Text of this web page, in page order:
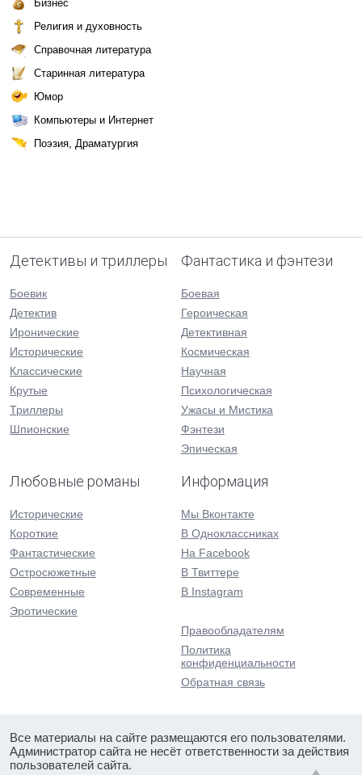
Бизнес
Религия и духовность
Справочная литература
Старинная литература
Юмор
Компьютеры и Интернет
Поэзия, Драматургия
Детективы и триллеры
Боевик
Детектив
Иронические
Исторические
Классические
Крутые
Триллеры
Шпионские
Фантастика и фэнтези
Боевая
Героическая
Детективная
Космическая
Научная
Психологическая
Ужасы и Мистика
Фэнтези
Эпическая
Любовные романы
Исторические
Короткие
Фантастические
Остросюжетные
Современные
Эротические
Информация
Мы Вконтакте
В Одноклассниках
На Facebook
В Твиттере
В Instagram
Правообладателям
Политика
конфиденциальности
Обратная связь
Все материалы на сайте размещаются его пользователями.
Администратор сайта не несёт ответственности за действия
пользователей сайта.